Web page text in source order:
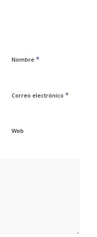
Nombre *
Correo electrónico *
Web